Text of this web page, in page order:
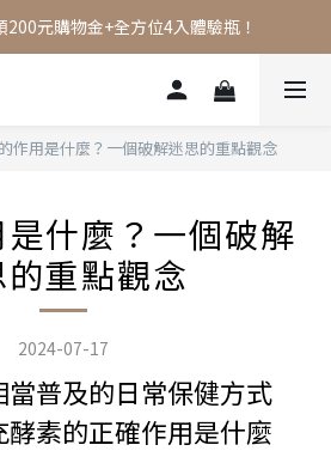
元購物金+全方位4入體驗瓶！
作用是什麼？一個破解迷思的重點觀念
什麼？一個破解
重點觀念
2024-07-17
普及的日常保健方式
素的正確作用是什麼